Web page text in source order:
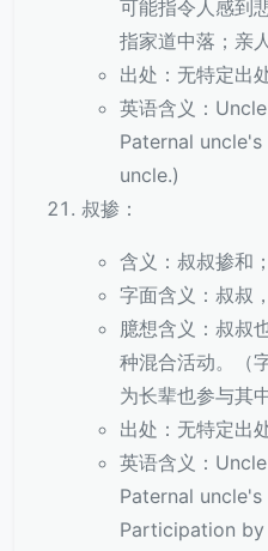
可能指令人感到
指家道中落；亲
出处：无特定出
英语含义：
Paternal
uncle.)
叔掺：
含义：叔叔掺和
字面含义：叔叔
臆想含义：叔叔
种混合活动。（
为长辈也参与其
出处：无特定出
英语含义：
Paternal
Participation by